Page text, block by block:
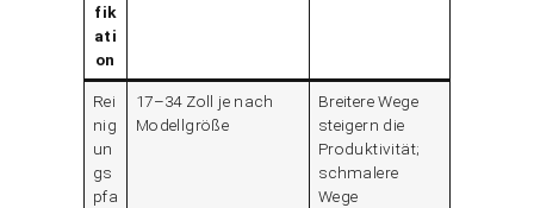
fik
ati
on
Rei
nig
un
gs
pfa
17–34 Zoll je nach
Modellgröße
Breitere Wege
steigern die
Produktivität;
schmalere
Wege